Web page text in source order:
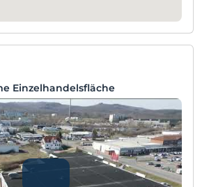
Einzelhandelsfläche